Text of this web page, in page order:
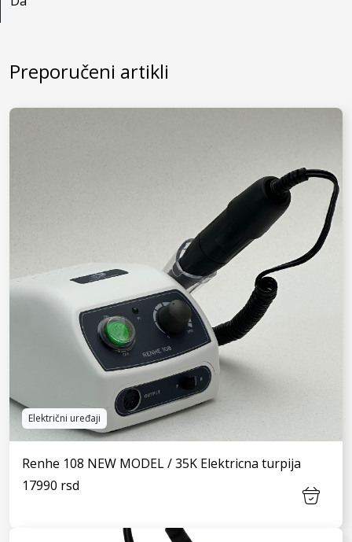
Preporučeni artikli
Električni uređaji
Renhe 108 NEW MODEL / 35K Elektricna turpija
17990 rsd